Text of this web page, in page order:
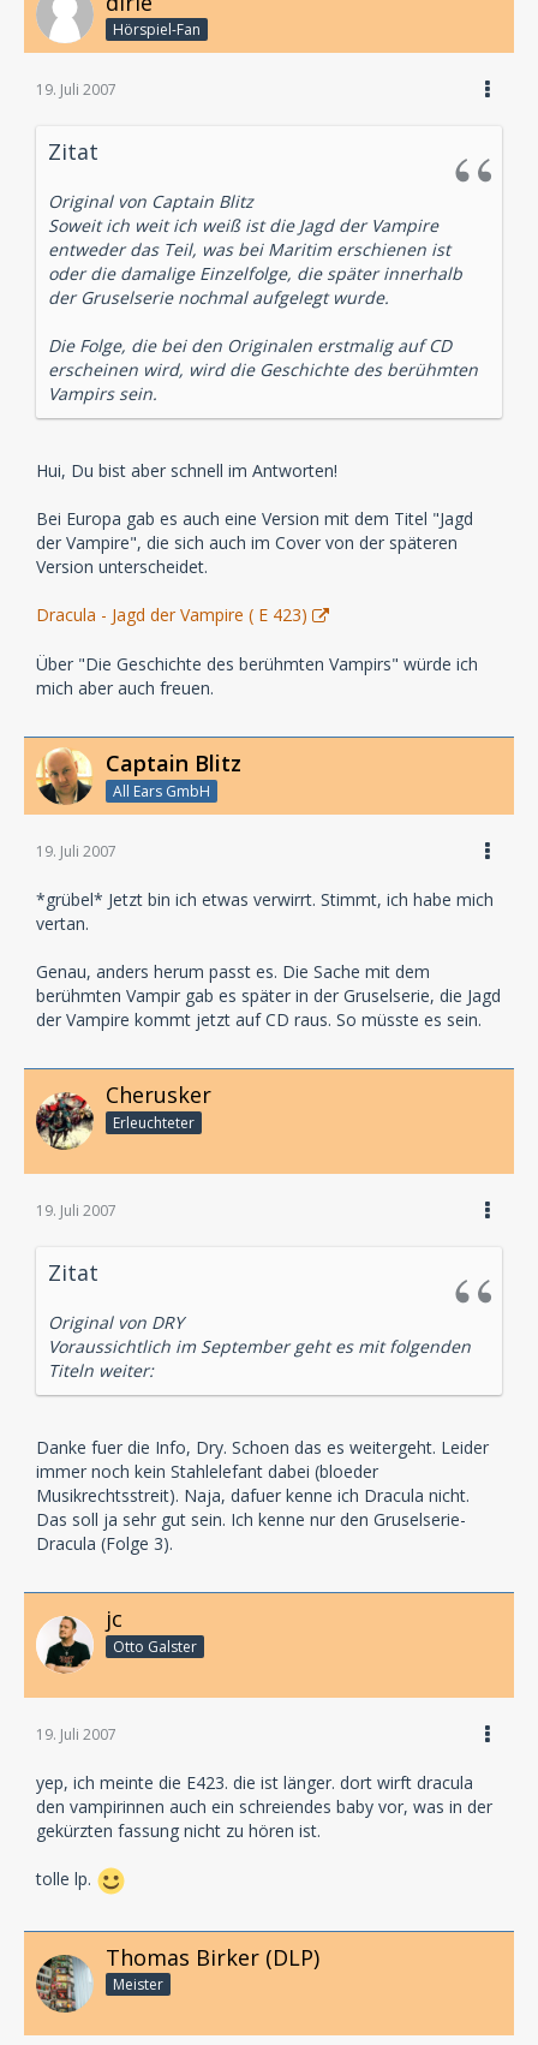
Hörspiel-Fan
19. Juli 2007
Zitat
Original von Captain Blitz
Soweit ich weit ich weiß ist die Jagd der Vampire
entweder das Teil, was bei Maritim erschienen ist
oder die damalige Einzelfolge, die später innerhalb
der Gruselserie nochmal aufgelegt wurde.
Die Folge, die bei den Originalen erstmalig auf CD
erscheinen wird, wird die Geschichte des berühmten
Vampirs sein.
Hui, Du bist aber schnell im Antworten!
Bei Europa gab es auch eine Version mit dem Titel "Jagd
der Vampire", die sich auch im Cover von der späteren
Version unterscheidet.
Dracula - Jagd der Vampire ( E 423)
Über "Die Geschichte des berühmten Vampirs" würde ich
mich aber auch freuen.
Captain Blitz
All Ears GmbH
19. Juli 2007
*grübel* Jetzt bin ich etwas verwirrt. Stimmt, ich habe mich
vertan.
Genau, anders herum passt es. Die Sache mit dem
berühmten Vampir gab es später in der Gruselserie, die Jagd
der Vampire kommt jetzt auf CD raus. So müsste es sein.
Cherusker
Erleuchteter
19. Juli 2007
Zitat
Original von DRY
Voraussichtlich im September geht es mit folgenden
Titeln weiter:
Danke fuer die Info, Dry. Schoen das es weitergeht. Leider
immer noch kein Stahlelefant dabei (bloeder
Musikrechtsstreit). Naja, dafuer kenne ich Dracula nicht.
Das soll ja sehr gut sein. Ich kenne nur den Gruselserie-
Dracula (Folge 3).
jc
Otto Galster
19. Juli 2007
yep, ich meinte die E423. die ist länger. dort wirft dracula
den vampirinnen auch ein schreiendes baby vor, was in der
gekürzten fassung nicht zu hören ist.
tolle lp.
Thomas Birker (DLP)
Meister